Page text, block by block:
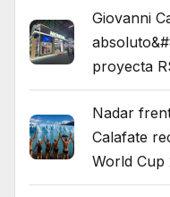
Giovanni
proyecta
Nadar
Calafate
World Cup